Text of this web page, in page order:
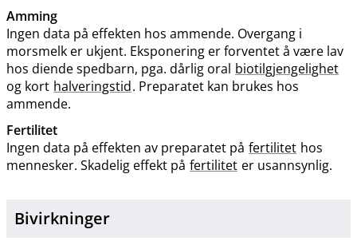
Amming
Ingen data på effekten hos ammende. Overgang i
morsmelk er ukjent. Eksponering er forventet å være lav
hos diende spedbarn, pga. dårlig oral biotilgjengelighet
og kort halveringstid. Preparatet kan brukes hos
ammende.
Fertilitet
Ingen data på effekten av preparatet på fertilitet hos
mennesker. Skadelig effekt på fertilitet er usannsynlig.
Bivirkninger